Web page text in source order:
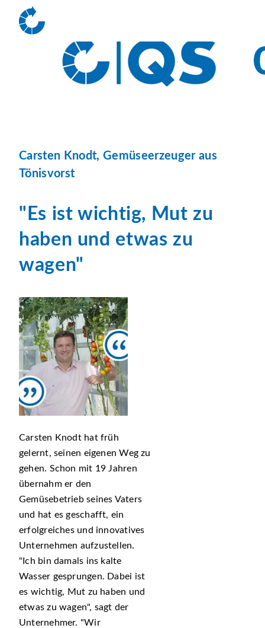
Carsten Knodt, Gemüseerzeuger aus
Tönisvorst
Es ist wichtig, Mut zu
haben und etwas zu
wagen
Carsten Knodt hat früh
gelernt, seinen eigenen Weg zu
gehen. Schon mit 19 Jahren
übernahm er den
Gemüsebetrieb seines Vaters
und hat es geschafft, ein
erfolgreiches und innovatives
Unternehmen aufzustellen.
Ich bin damals ins kalte
Wasser gesprungen. Dabei ist
es wichtig, Mut zu haben und
etwas zu wagen , sagt der
Unternehmer.
Wir